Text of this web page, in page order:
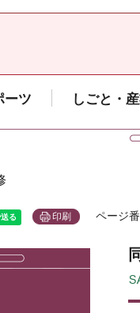
ーツ しごと・
印刷 ページ